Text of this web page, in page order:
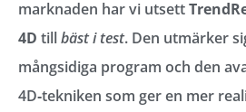
marknaden har vi utsett
4D tillbäst i test. Den utmärker
mångsidiga program och den
4D‑tekniken som ger en mer